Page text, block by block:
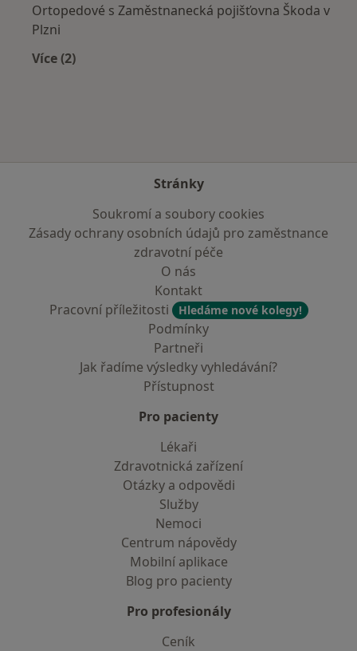
Ortopedové s Zaměstnanecká pojišťovna Škoda v
Plzni
Více (2)
Stránky
Soukromí a soubory cookies
Zásady ochrany osobních údajů pro zaměstnance
zdravotní péče
O nás
Kontakt
Pracovní příležitosti
Hledáme nové kolegy!
Podmínky
Partneři
Jak řadíme výsledky vyhledávání?
Přístupnost
Pro pacienty
Lékaři
Zdravotnická zařízení
Otázky a odpovědi
Služby
Nemoci
Centrum nápovědy
Mobilní aplikace
Blog pro pacienty
Pro profesionály
Ceník